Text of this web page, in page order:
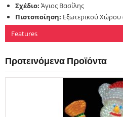
Σχέδιο: Άγιος Βασίλης
Πιστοποίηση: Εξωτερικού Χώρου
Features
Προτεινόμενα Προϊόντα